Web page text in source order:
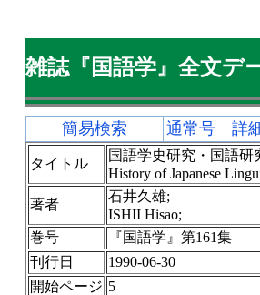
雑誌『国語学』全文デ
簡易検索 通常号 詳
タイトル
国語学史研究・国語研
History of Japanese
著者
石井久雄;
ISHII Hisao;
巻号
『国語学』第161集
刊行日
1990-06-30
開始ページ 5